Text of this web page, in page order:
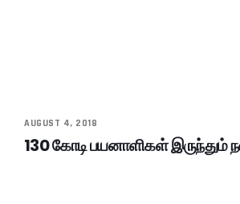
AUGUST 4, 2018
130 கோடி பயனாளிகள்